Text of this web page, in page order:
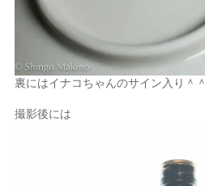
裏にはイナコちゃんのサイン入り＾＾
撮影後には